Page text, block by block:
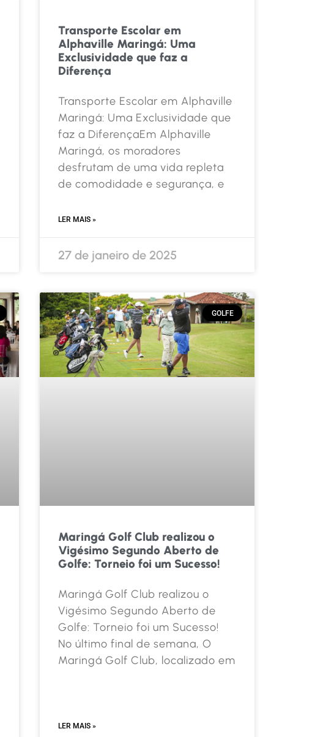
Transporte Escolar em
Alphaville Maringá: Uma
Exclusividade que faz a
Diferença
Transporte Escolar em Alphaville
Maringá: Uma Exclusividade que
faz a DiferençaEm Alphaville
Maringá, os moradores
desfrutam de uma vida repleta
de comodidade e segurança, e
LER MAIS »
27 de janeiro de 2025
GOLFE
Maringá Golf Club realizou o
Vigésimo Segundo Aberto de
Golfe: Torneio foi um Sucesso!
Maringá Golf Club realizou o
Vigésimo Segundo Aberto de
Golfe: Torneio foi um Sucesso!
No último final de semana, O
Maringá Golf Club, localizado em
LER MAIS »